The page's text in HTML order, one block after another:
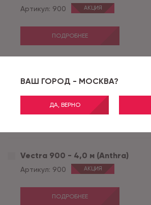
ВАШ ГОРОД - МОСКВА?
ДА, ВЕРНО
Артикул: 900 АКЦИЯ
ПОДРОБНЕЕ
ПОДРОБНЕЕ
Vectra 900 - 4,0 м (Anthra)
Артикул: 900 АКЦИЯ
ПОДРОБНЕЕ